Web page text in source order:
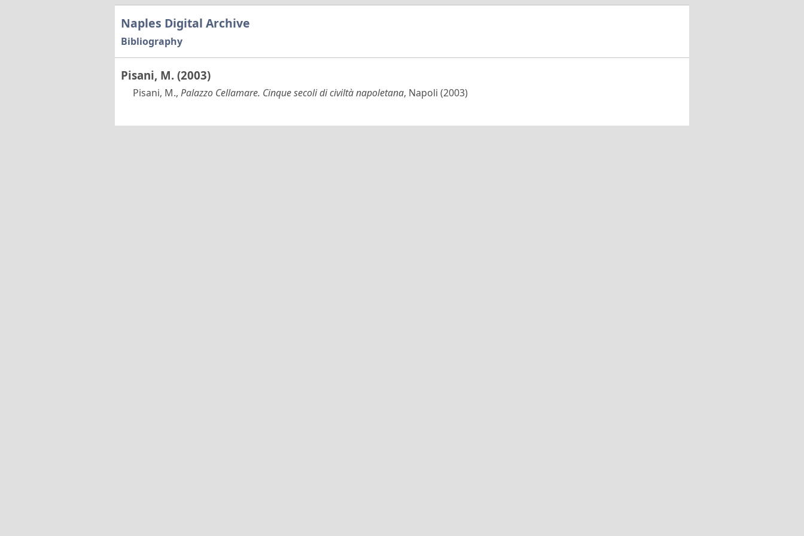
Naples Digital Archive
Bibliography
Pisani, M. (2003)
Pisani, M., Palazzo Cellamare. Cinque secoli di civiltà napoletana, Napoli (2003)